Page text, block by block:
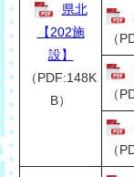
県北
【202施
設】
（PDF:148K
B）
（
（
（